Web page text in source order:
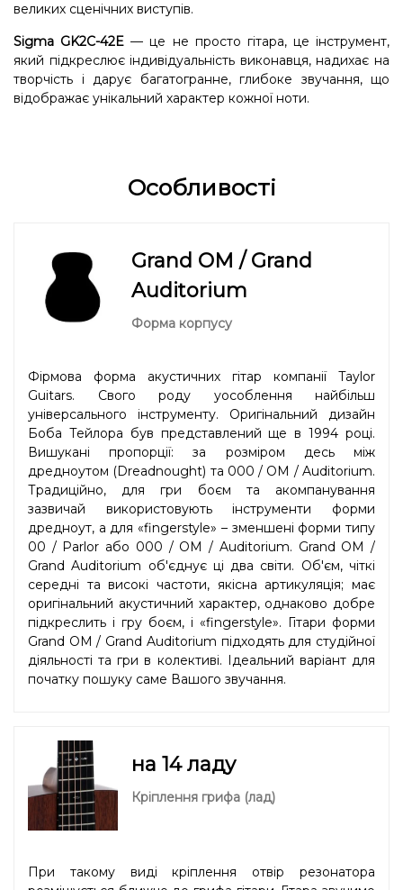
великих сценічних виступів.
Sigma GK2C-42E — це не просто гітара, це інструмент,
який підкреслює індивідуальність виконавця, надихає на
творчість і дарує багатогранне, глибоке звучання, що
відображає унікальний характер кожної ноти.
Особливості
Grand OM / Grand
Auditorium
Форма корпусу
Фірмова форма акустичних гітар компанії Taylor
Guitars. Свого роду уособлення найбільш
універсального інструменту. Оригінальний дизайн
Боба Тейлора був представлений ще в 1994 році.
Вишукані пропорції: за розміром десь між
дредноутом (Dreadnought) та 000 / OM / Auditorium.
Традиційно, для гри боєм та акомпанування
зазвичай використовують інструменти форми
дредноут, а для «fingerstyle» – зменшені форми типу
00 / Parlor або 000 / OM / Auditorium. Grand OM /
Grand Auditorium об'єднує ці два світи. Об'єм, чіткі
середні та високі частоти, якісна артикуляція; має
оригінальний акустичний характер, однаково добре
підкреслить і гру боєм, і «fingerstyle». Гітари форми
Grand OM / Grand Auditorium підходять для студійної
діяльності та гри в колективі. Ідеальний варіант для
початку пошуку саме Вашого звучання.
на 14 ладу
Кріплення грифа (лад)
При такому виді кріплення отвір резонатора